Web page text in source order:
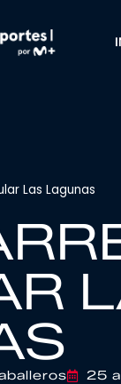
Las Lagunas
25